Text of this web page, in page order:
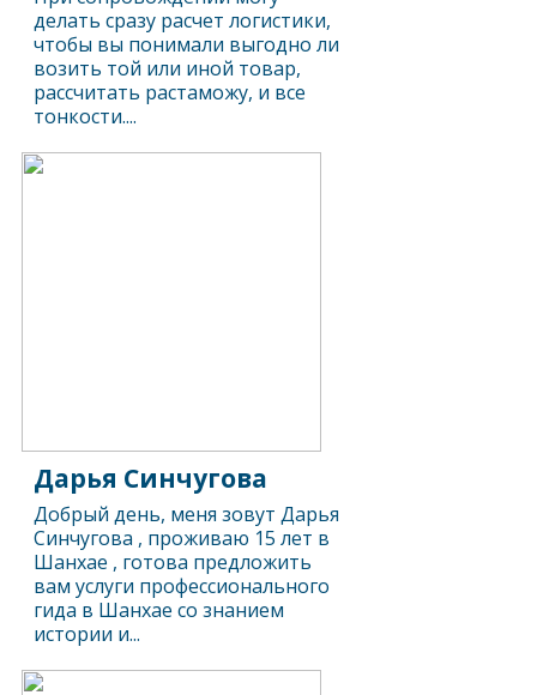
делать сразу расчет логистики,
чтобы вы понимали выгодно ли
возить той или иной товар,
рассчитать растаможу, и все
тонкости....
Дарья Синчугова
Добрый день, меня зовут Дарья
Синчугова , проживаю 15 лет в
Шанхае , готова предложить
вам услуги профессионального
гида в Шанхае со знанием
истории и...